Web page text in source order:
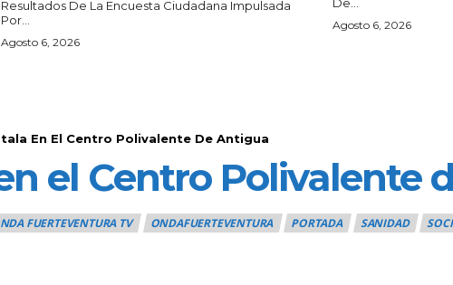
Resultados De La Encuesta Ciudadana Impulsada
Por...
Agosto 6, 2026
Agosto 6, 2026